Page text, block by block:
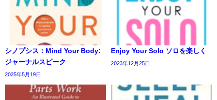
シノプシス：Mind Your Body:
ジャーナルスピーク
2025年5月19日
Enjoy Your Solo ソロを楽しく
2023年12月25日